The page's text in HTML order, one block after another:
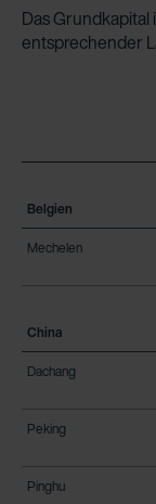
Das
entsprechender
Belgien
Mechelen
China
Dachang
Peking
Pinghu
Belgien
Mechelen
China
Dachang
Peking
Pinghu